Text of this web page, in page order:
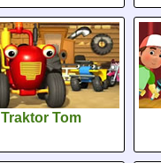
Traktor Tom